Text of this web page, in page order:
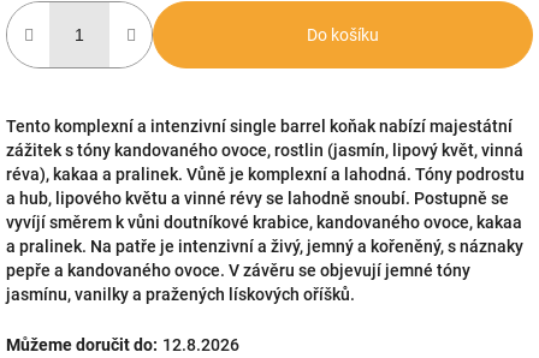
Do košíku
Tento komplexní a intenzivní single barrel koňak nabízí majestátní
zážitek s tóny kandovaného ovoce, rostlin (jasmín, lipový květ, vinná
réva), kakaa a pralinek. Vůně je komplexní a lahodná. Tóny podrostu
a hub, lipového květu a vinné révy se lahodně snoubí. Postupně se
vyvíjí směrem k vůni doutníkové krabice, kandovaného ovoce, kakaa
a pralinek. Na patře je intenzivní a živý, jemný a kořeněný, s náznaky
pepře a kandovaného ovoce. V závěru se objevují jemné tóny
jasmínu, vanilky a pražených lískových oříšků.
Můžeme doručit do: 12.8.2026